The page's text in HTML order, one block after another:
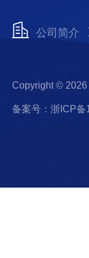
公司简介
Copyright ©
备案号：浙ICP